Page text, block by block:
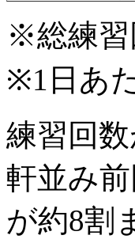
※総練習
※1日あ
練習回
軒並み
が約8割